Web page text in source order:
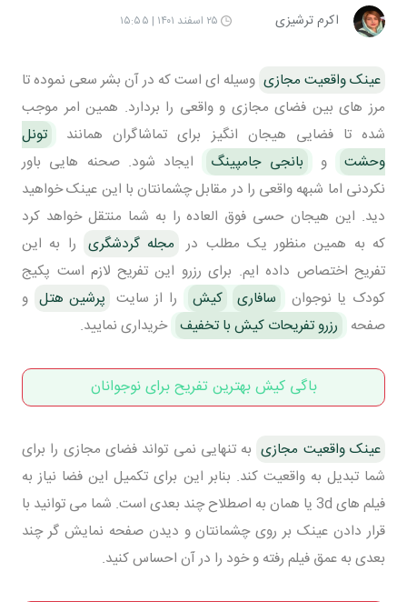
اکرم ترشیزی ۲۵ اسفند ۱۴۰۱ | ۱۵:۵۵
عینک واقعیت مجازی وسیله ای است که در آن بشر سعی نموده تا
مرز های بین فضای مجازی و واقعی را بردارد. همین امر موجب
شده تا فضایی هیجان انگیز برای تماشاگران همانند
تونل
وحشت
و بانجی جامپینگ
ایجاد شود. صحنه هایی باور
نکردنی اما شبهه واقعی را در مقابل چشمانتان با این عینک خواهید
دید. این هیجان حسی فوق العاده را به شما منتقل خواهد کرد
که به همین منظور یک مطلب در مجله گردشگری را به این
تفریح اختصاص داده ایم. برای رزرو این تفریح لازم است پکیج
کودک یا نوجوان
سافاری کیش را از سایت پرشین هتل و
صفحه
رزرو تفریحات کیش با تخفیف خریداری نمایید.
باگی کیش بهترین تفریح برای نوجوانان
عینک واقعیت مجازی به تنهایی نمی تواند فضای مجازی را برای
شما تبدیل به واقعیت کند. بنابر این برای تکمیل این فضا نیاز به
فیلم های 3d یا همان به اصطلاح چند بعدی است. شما می توانید با
قرار دادن عینک بر روی چشمانتان و دیدن صفحه نمایش گر چند
بعدی به عمق فیلم رفته و خود را در آن احساس کنید.